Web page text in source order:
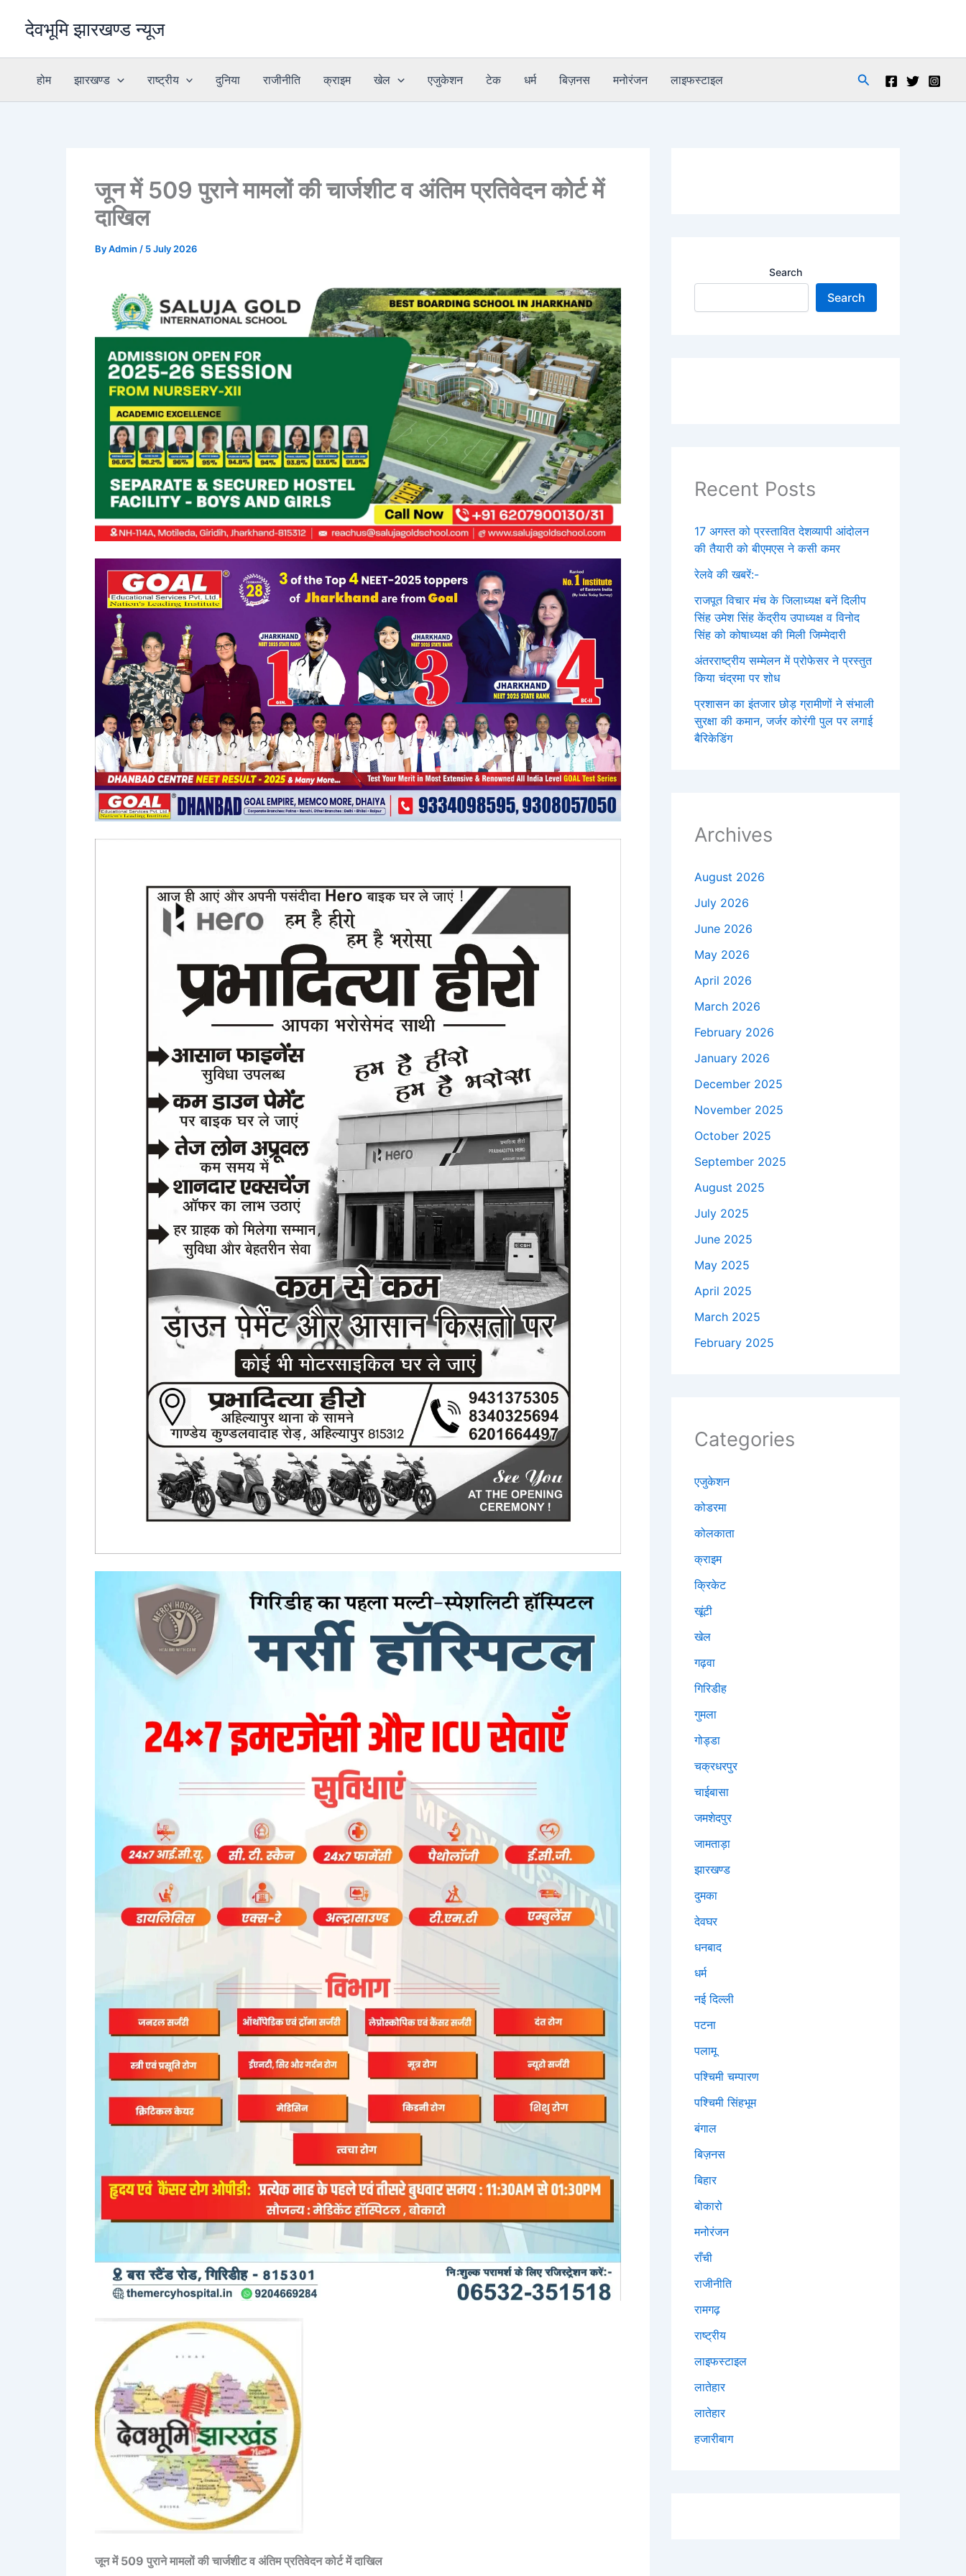
देवभूमि झारखण्ड न्यूज
होम झारखण्ड राष्ट्रीय दुनिया राजीनीति क्राइम खेल एजुकेशन टेक धर्म बिज़नस मनोरंजन लाइफस्टाइल Search
जून में 509 पुराने मामलों की चार्जशीट व अंतिम प्रतिवेदन कोर्ट में
दाखिल
ByAdmin / 5 July 2026
जून में 509 पुराने मामलों की चार्जशीट व अंतिम प्रतिवेदन कोर्ट में दाखिल
Search
Search
Recent Posts
17 अगस्त को प्रस्तावित देशव्यापी आंदोलन
की तैयारी को बीएमएस ने कसी कमर
रेलवे की खबरें:-
राजपूत विचार मंच के जिलाध्यक्ष बनें‌ दिलीप
सिंह उमेश सिंह केंद्रीय उपाध्यक्ष व विनोद
सिंह को कोषाध्यक्ष की मिली जिम्मेदारी
अंतरराष्ट्रीय सम्मेलन में प्रोफेसर ने प्रस्तुत
किया चंद्रमा पर शोध
प्रशासन का इंतजार छोड़ ग्रामीणों ने संभाली
सुरक्षा की कमान, जर्जर कोरंगी पुल पर लगाई
बैरिकेडिंग
Archives
August 2026
July 2026
June 2026
May 2026
April 2026
March 2026
February 2026
January 2026
December 2025
November 2025
October 2025
September 2025
August 2025
July 2025
June 2025
May 2025
April 2025
March 2025
February 2025
Categories
एजुकेशन
कोडरमा
कोलकाता
क्राइम
क्रिकेट
खूंटी
खेल
गढ़वा
गिरिडीह
गुमला
गोड्डा
चक्रधरपुर
चाईबासा
जमशेदपुर
जामताड़ा
झारखण्ड
दुमका
देवघर
धनबाद
धर्म
नई दिल्ली
पटना
पलामू
पश्चिमी चम्पारण
पश्चिमी सिंहभूम
बंगाल
बिज़नस
बिहार
बोकारो
मनोरंजन
राँची
राजीनीति
रामगढ़
राष्ट्रीय
लाइफस्टाइल
लातेहार
लातेहार
हजारीबाग